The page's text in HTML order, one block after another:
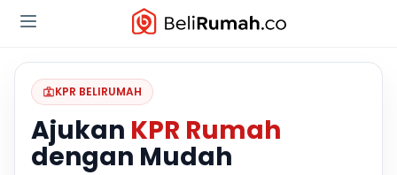
KPR BELIRUMAH
Ajukan KPR Rumah
dengan Mudah